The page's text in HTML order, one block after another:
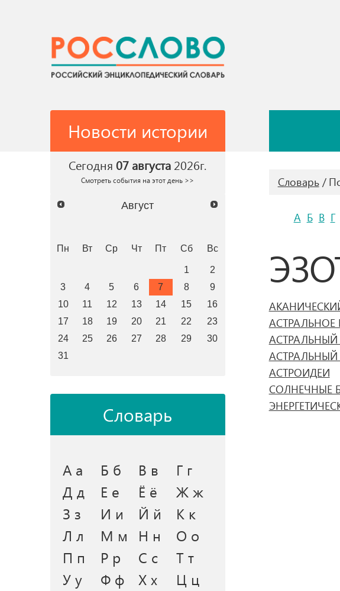
Новости истории
Сегодня 07 августа 2026г.
Смотреть события на этот день >>
Август
Пн Вт Ср Чт Пт Сб Вс
1
2
3
4 5 6 7 8
9
10
11 12 13 14 15
16
17
18 19 20 21 22
23
24
25 26 27 28 29
30
31
Словарь
А а Б б В в
Г г
Д д
Е е Ё ё
Ж ж
З з
И и Й й
К к
Л л
М м Н н
О о
П п
Р р С с
Т т
У у
Ф ф Х х
Ц ц
Словарь
А Б В Г
АСТРАЛЬНОЕ
АСТРАЛЬНЫЙ
АСТРОИДЕИ
СОЛНЕЧНЫЕ